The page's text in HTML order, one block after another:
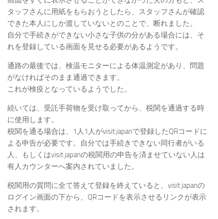
タッフさんに用紙をもらおうとしたら、スタッフさんが確認
できた本人にしか渡していないとのことで、断れました。
自分で手続きができない小さな子供の分がある場合には、そ
れを登録している画面を見せる必要があるようです。
通路の最後では、検温モニターによる体温測定があり、問題
がなければそのまま通過できます。
これが検疫となっているようでした。
続いては、受託手荷物を受け取ってから、税関を通過する時
に使用します。
税関を通る場合は、1人1人がvisit japanで登録したQRコードに
よる申告が必要です。自分では手続きできない同行者がいる
人、もしくはvisit japanの税関用の申告を済ませていない人は
有人カウンターへ案内されていました。
税関用の質問に全て答えて登録を終えていると、visit japanの
ログイン画面の下から、QRコードを表示させるリンクが表示
されます。